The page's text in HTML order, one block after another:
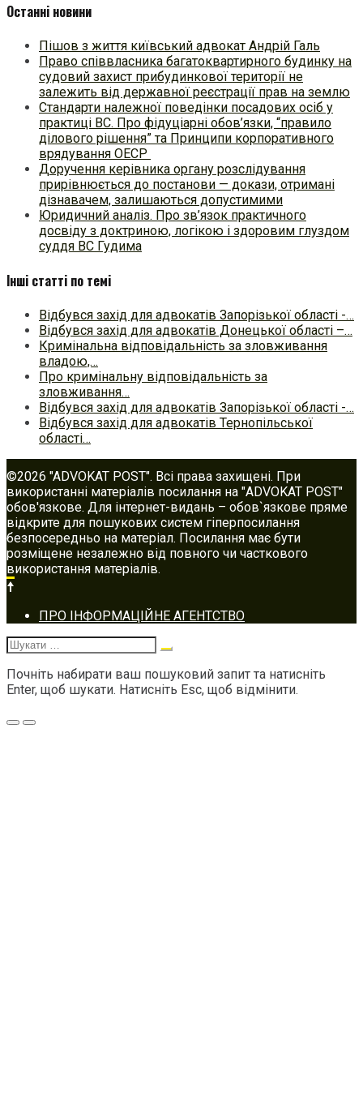
Останні новини
Пішов з життя київський адвокат Андрій Галь
Право співвласника багатоквартирного будинку на
судовий захист прибудинкової території не
залежить від державної реєстрації прав на землю
Стандарти належної поведінки посадових осіб у
практиці ВC. Про фідуціарні обов’язки, “правило
ділового рішення” та Принципи корпоративного
врядування ОЕСР
Доручення керівника органу розслідування
прирівнюється до постанови — докази, отримані
дізнавачем, залишаються допустимими
Юридичний аналіз. Про зв’язок практичного
досвіду з доктриною, логікою і здоровим глуздом
суддя ВС Гудима
Інші статті по темі
Відбувся захід для адвокатів Запорізької області -…
Відбувся захід для адвокатів Донецької області –…
Кримінальна відповідальність за зловживання
владою,…
Про кримінальну відповідальність за
зловживання…
Відбувся захід для адвокатів Запорізької області -…
Відбувся захід для адвокатів Тернопільської
області…
©2026 "ADVOKAT POST". Всі права захищені. При
використанні матеріалів посилання на "ADVOKAT POST"
обов'язкове. Для інтернет-видань – обов`язкове пряме
відкрите для пошукових систем гіперпосилання
безпосередньо на матеріал. Посилання має бути
розміщене незалежно від повного чи часткового
використання матеріалів.
Footer
navigation
ПРО ІНФОРМАЦІЙНЕ АГЕНТСТВО
Шукати:
Почніть набирати ваш пошуковий запит та натисніть
Enter, щоб шукати. Натисніть Esc, щоб відмінити.
Меню